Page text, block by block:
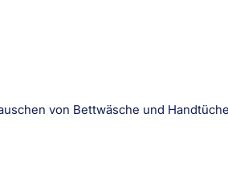
von Bettwäsche und